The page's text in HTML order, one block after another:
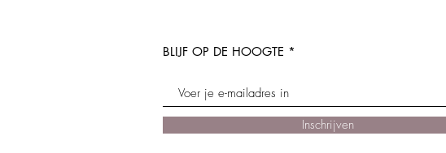
BLIJF OP DE HOOGTE
Inschrijven